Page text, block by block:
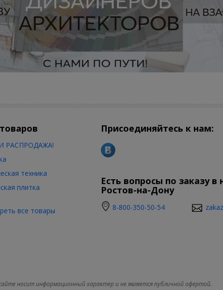
РАСПРОДАЖА!
техника
плитка
все товары
Присоединяйтесь к нам:
Есть вопросы по заказу
Ростов-на-Дону
8-800-350-50-54
носит информационный характер и не является публичной офертой.